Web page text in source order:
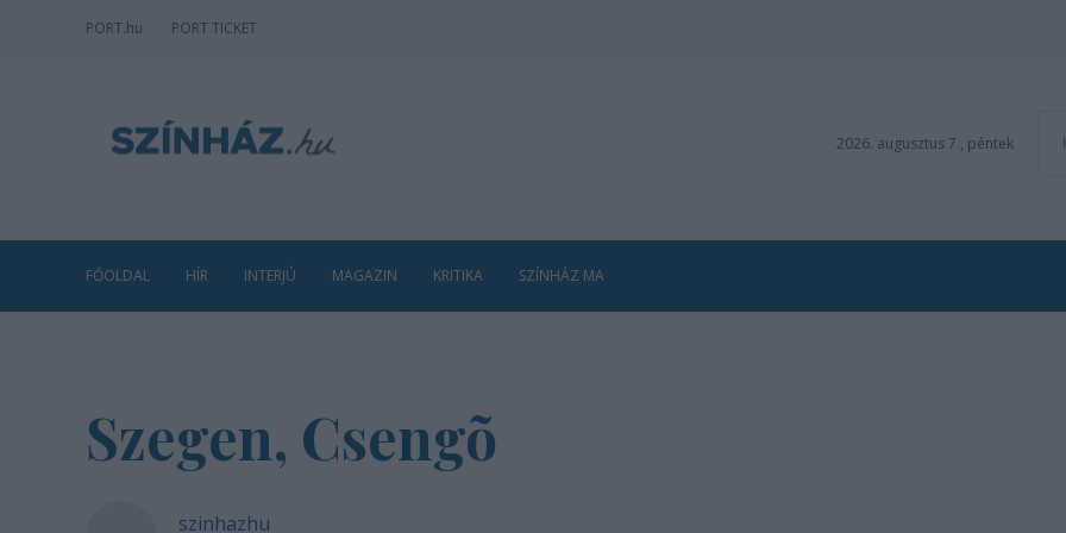
PORT.hu PORT TICKET
2026. augusztus 7., péntek
FŐOLDAL HÍR INTERJÚ MAGAZIN KRITIKA SZÍNHÁZ MA
Szegen, Csengõ
szinhazhu